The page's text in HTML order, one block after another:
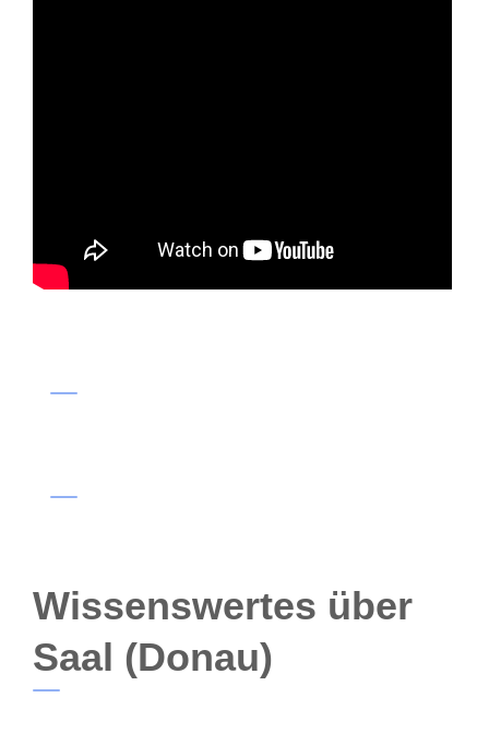
Wissenswertes über
Saal (Donau)